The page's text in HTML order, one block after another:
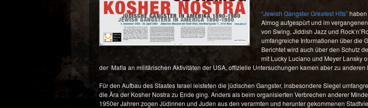
“Jewish Gangster Greatest Hits”
Almog aufgespürt und im
von Swing, Jiddish Jazz und
umfangreiche Informationen über die
Berichtet wird auch über den Schutz
mit Lucky Luciano und Meyer Lansky
der Mafia an militärischen Aktivitäten der USA, offizielle Untersuchungen kamen aber zu anderen
Für den Aufbau des Staates Israel leisteten die jüdischen Gangster, insbesondere Siegel
die Ära der Kosher Nostra zu Ende ging. Anders als beim organisierten Verbrechen anderer
1950er Jahren zogen Jüdinnen und Juden aus den verarmten und herunter gekommenen